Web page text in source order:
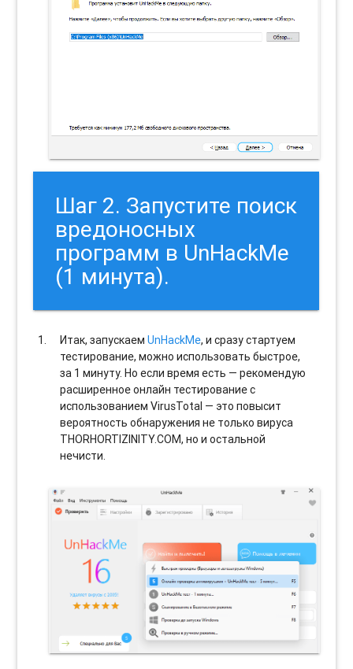
Шаг 2. Запустите поиск
вредоносных
программ в UnHackMe
(1 минута).
Итак, запускаемUnHackMe, и сразу стартуем
тестирование, можно использовать быстрое,
за 1 минуту. Но если время есть — рекомендую
расширенное онлайн тестирование с
использованием VirusTotal — это повысит
вероятность обнаружения не только вируса
THORHORTIZINITY.COM, но и остальной
нечисти.